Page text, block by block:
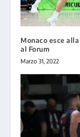
Monaco esce
al Forum
Marzo 31, 2022